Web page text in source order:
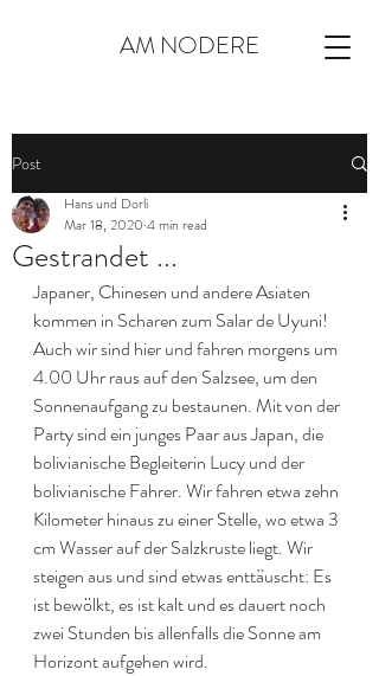
AM NODERE
Post
Gestrandet ...
Hans und Dorli
Mar 18, 2020 4 min read
Japaner, Chinesen und andere Asiaten
kommen in Scharen zum Salar de Uyuni!
Auch wir sind hier und fahren morgens um
4.00 Uhr raus auf den Salzsee, um den
Sonnenaufgang zu bestaunen. Mit von der
Party sind ein junges Paar aus Japan, die
bolivianische Begleiterin Lucy und der
bolivianische Fahrer. Wir fahren etwa zehn
Kilometer hinaus zu einer Stelle, wo etwa 3
cm Wasser auf der Salzkruste liegt. Wir
steigen aus und sind etwas enttäuscht: Es
ist bewölkt, es ist kalt und es dauert noch
zwei Stunden bis allenfalls die Sonne am
Horizont aufgehen wird.